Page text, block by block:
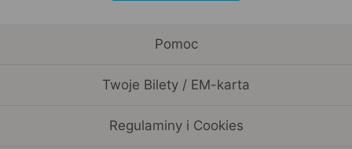
Pomoc
Twoje Bilety / EM-karta
Regulaminy i Cookies